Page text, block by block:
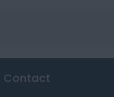
Contact
A4